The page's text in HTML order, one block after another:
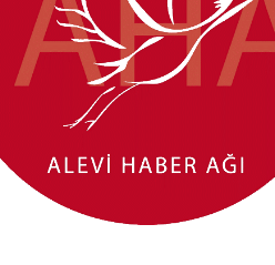
ardından Fatih Portakal’ın